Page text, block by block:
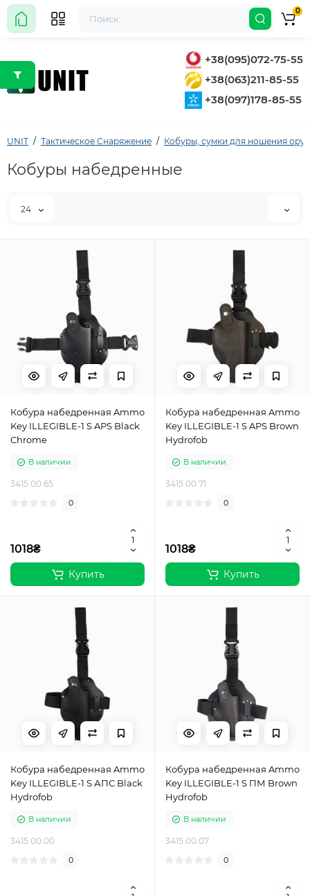
+38(095)072-75-55
+38(063)211-85-55
+38(097)178-85-55
0
UNIT Тактическое Снаряжение Кобуры, сумки для ношения
Кобуры набедренные
24
Кобура набедренная Ammo
Key ILLEGIBLE-1 S APS Black
Chrome
В наличии
3415.00.65
0
1018₴
Купить
Кобура набедренная Ammo
Key ILLEGIBLE-1 S APS Brown
Hydrofob
В наличии
3415.00.71
0
1018₴
Купить
Кобура набедренная Ammo
Key ILLEGIBLE-1 S АПС Black
Hydrofob
В наличии
3415.00.00
0
Кобура набедренная Ammo
Key ILLEGIBLE-1 S ПМ Brown
Hydrofob
В наличии
3415.00.07
0